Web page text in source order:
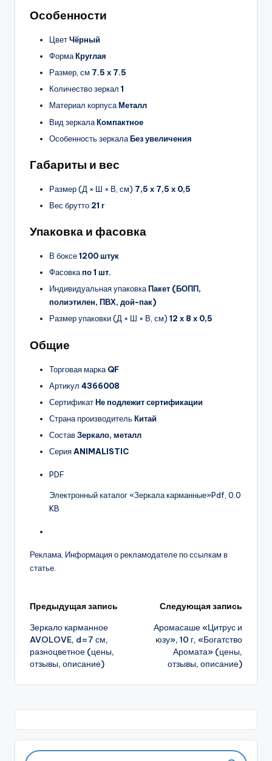
Особенности
ЦветЧёрный
ФормаКруглая
Размер, см 7.5 х 7.5
Количество зеркал 1
Материал корпусаМеталл
Вид зеркалаКомпактное
Особенность зеркалаБез увеличения
Габариты и вес
Размер (Д × Ш × В, см) 7,5 х 7,5 х 0,5
Вес брутто 21 г
Упаковка и фасовка
В боксе1200 штук
Фасовкапо 1 шт.
Индивидуальная упаковкаПакет (БОПП,
полиэтилен, ПВХ, дой-пак)
Размер упаковки (Д × Ш × В, см) 12 х 8 х 0,5
Общие
Торговая марка QF
Артикул 4366008
СертификатНе подлежит сертификации
Страна производительКитай
СоставЗеркало, металл
СерияANIMALISTIC
PDF
Электронный каталог «Зеркала карманные»Pdf, 0.0
KB
Реклама. Информация о рекламодателе по ссылкам в
статье.
Навигация
записи
Предыдущая запись
Зеркало карманное
AVOLOVE, d=7 см,
разноцветное (цены,
отзывы, описание)
Следующая запись
Аромасаше «Цитрус и
юзу», 10 г, «Богатство
Аромата» (цены,
отзывы, описание)